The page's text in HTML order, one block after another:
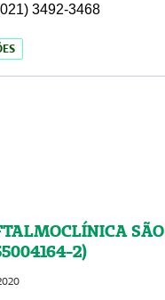
3492-3468
SÃO
2)